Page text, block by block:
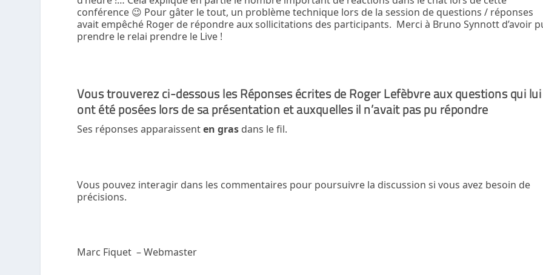
conférence 😉 Pour gâter le tout, un problème technique lors de la session de questions / réponses
avait empêché Roger de répondre aux sollicitations des participants. Merci à Bruno Synnott d’avoir
prendre le relai prendre le Live !
Vous trouverez ci-dessous les Réponses écrites de Roger Lefèbvre aux questions qui lui
ont été posées lors de sa présentation et auxquelles il n’avait pas pu répondre
Ses réponses apparaissenten gras dans le fil.
Vous pouvez interagir dans les commentaires pour poursuivre la discussion si vous avez besoin de
précisions.
Marc Fiquet – Webmaster